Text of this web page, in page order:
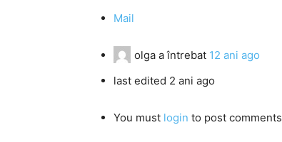
Mail
olga a întrebat 12 ani ago
last edited 2 ani ago
You must login to post comments